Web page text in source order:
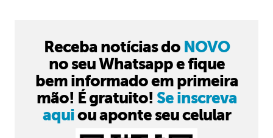
Receba notícias do NOVO
no seu Whatsapp e fique
bem informado em primeira
mão! É gratuito! Se inscreva
aquiou aponte seu celular